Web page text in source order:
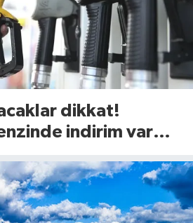
dikkat!
indirim var